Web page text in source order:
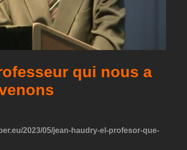
qui nous a
2023/05/jean-haudry-el-profesor-que-